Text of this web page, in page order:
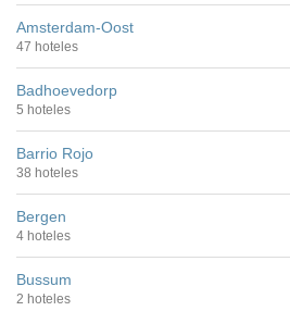
Amsterdam-Oost
47 hoteles
Badhoevedorp
5 hoteles
Barrio Rojo
38 hoteles
Bergen
4 hoteles
Bussum
2 hoteles